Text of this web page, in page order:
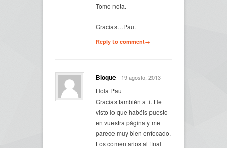
Tomo nota.
Gracias…Pau.
Reply to comment→
Bloque- 19 agosto, 2013
Hola Pau
Gracias también a ti. He
visto lo que habéis puesto
en vuestra página y me
parece muy bien enfocado.
Los comentarios al final